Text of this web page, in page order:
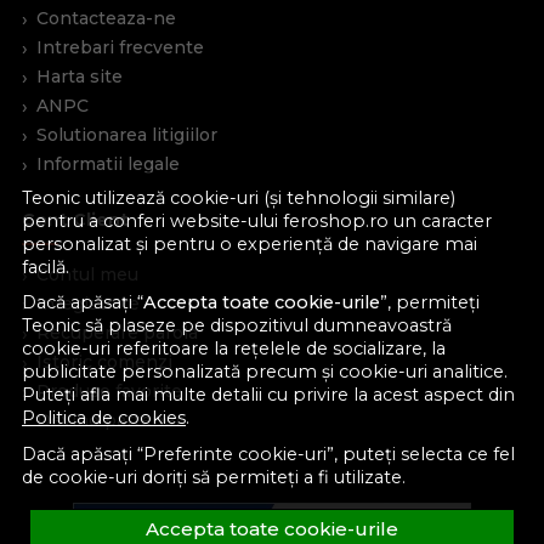
Teonic utilizează cookie-uri (și tehnologii similare)
pentru a conferi website-ului feroshop.ro un caracter
personalizat și pentru o experiență de navigare mai
facilă.
Dacă apăsați “Accepta toate cookie-urile”, permiteți
Teonic să plaseze pe dispozitivul dumneavoastră
cookie-uri referitoare la rețelele de socializare, la
publicitate personalizată precum și cookie-uri analitice.
Puteți afla mai multe detalii cu privire la acest aspect din
Politica de cookies.
Dacă apăsați “Preferinte cookie-uri”, puteți selecta ce fel
de cookie-uri doriți să permiteți a fi utilizate.
Accepta toate cookie-urile
Contacteaza-ne
Intrebari frecvente
Harta site
ANPC
Solutionarea litigiilor
Informatii legale
Cont Client
Contul meu
Inregistrare
Recuperare parola
Istoric comenzi
Produse favorite
Devino partener